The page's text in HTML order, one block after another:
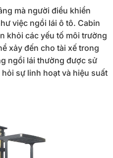
mà người điều khiển
việc ngồi lái ô tô. Cabin
khỏi các yếu tố môi trường
xảy đến cho tài xế trong
ngồi lái thường được sử
sự linh hoạt và hiệu suất